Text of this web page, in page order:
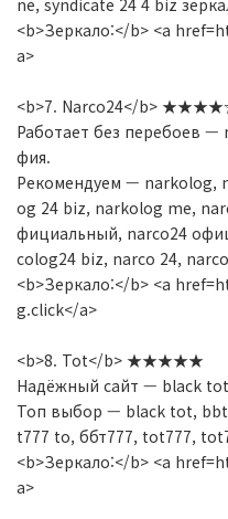
ne, syndicate 24 4 biz
<b>Зеркало:</b> <a
a>
<b>7. Narco24</b>
Работает без перебоев —
фия.
Рекомендуем — narkolog,
og 24 biz, narkolog me,
фициальный, narco24
colog24 biz, narco 24,
<b>Зеркало:</b> <a
g.click</a>
<b>8. Tot</b> ★★★★★
Надёжный сайт — black
Топ выбор — black tot,
t777 to, ббт777, tot777,
<b>Зеркало:</b> <a
a>